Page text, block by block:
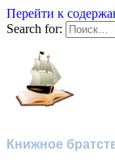
Перейти к
Search for:
Книжное